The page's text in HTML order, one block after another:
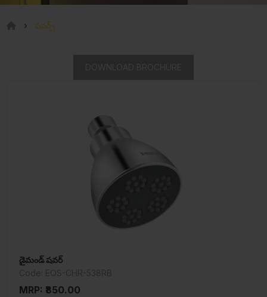
షవర్స్
డైమండ్ షవర్
MRP: ₹850.00